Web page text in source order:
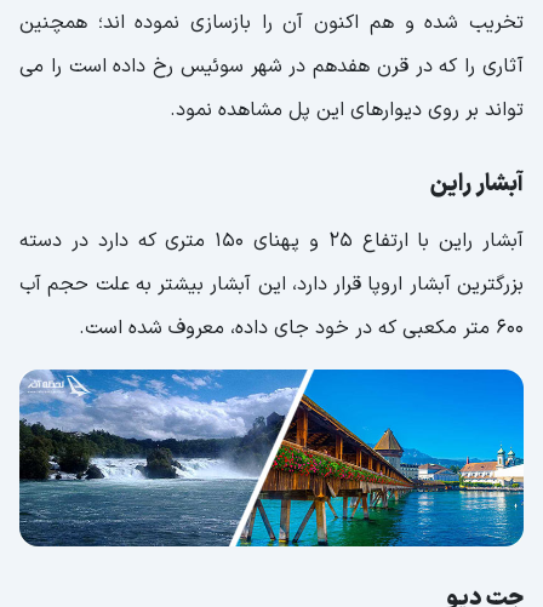
تخریب شده و هم اکنون آن را بازسازی نموده اند؛ همچنین
آثاری را که در قرن هفدهم در شهر سوئیس رخ داده است را می
تواند بر روی دیوارهای این پل مشاهده نمود.
آبشار راین
آبشار راین با ارتفاع 25 و پهنای 150 متری که دارد در دسته
بزرگترین آبشار اروپا قرار دارد، این آبشار بیشتر به علت حجم آب
600 متر مکعبی که در خود جای داده، معروف شده است.
جت دیو